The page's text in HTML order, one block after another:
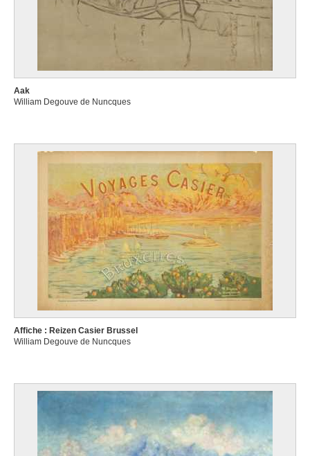
Aak
William Degouve de Nuncques
Affiche : Reizen Casier Brussel
William Degouve de Nuncques